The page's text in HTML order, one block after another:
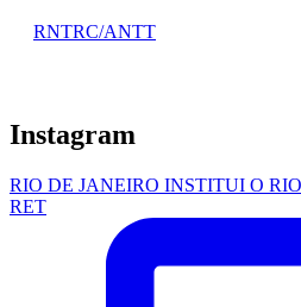
RNTRC/ANTT
Instagram
RIO DE JANEIRO INSTITUI O
RET